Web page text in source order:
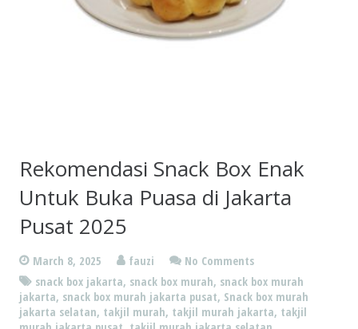
Rekomendasi Snack Box Enak
Untuk Buka Puasa di Jakarta
Pusat 2025
March 8, 2025 fauzi
No Comments
snack box jakarta, snack box murah, snack box murah
jakarta, snack box murah jakarta pusat, Snack box murah
jakarta selatan, takjil murah, takjil murah jakarta, takjil